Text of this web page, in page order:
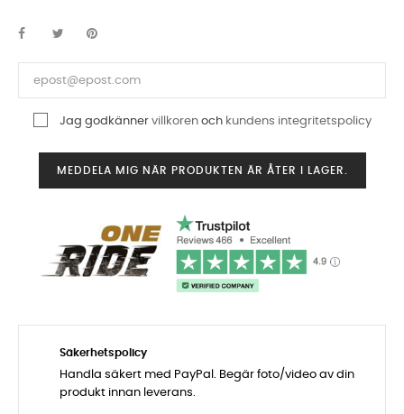
Jag godkänner villkorenoch kundens integritetspolicy
MEDDELA MIG NÄR PRODUKTEN ÄR ÅTER I LAGER.
Säkerhetspolicy
Handla säkert med PayPal. Begär foto/video av din
produkt innan leverans.